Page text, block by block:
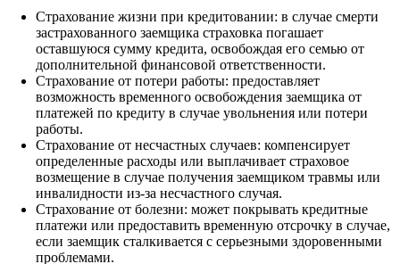
Страхование жизни при кредитовании: в случае смерти
застрахованного заемщика страховка погашает
оставшуюся сумму кредита, освобождая его семью от
дополнительной финансовой ответственности.
Страхование от потери работы: предоставляет
возможность временного освобождения заемщика от
платежей по кредиту в случае увольнения или потери
работы.
Страхование от несчастных случаев: компенсирует
определенные расходы или выплачивает страховое
возмещение в случае получения заемщиком травмы или
инвалидности из-за несчастного случая.
Страхование от болезни: может покрывать кредитные
платежи или предоставить временную отсрочку в случае,
если заемщик сталкивается с серьезными здоровенными
проблемами.